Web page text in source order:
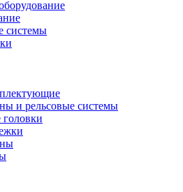
системы
и рельсовые системы